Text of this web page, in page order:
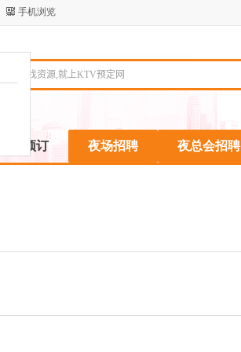
手机浏览
ktv预订 夜场招聘 夜总会招聘